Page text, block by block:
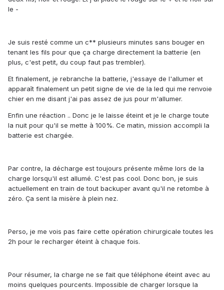
le -
Je suis resté comme un c** plusieurs minutes sans bouger en
tenant les fils pour que ça charge directement la batterie (en
plus, c'est petit, du coup faut pas trembler).
Et finalement, je rebranche la batterie, j'essaye de l'allumer et
apparaît finalement un petit signe de vie de la led qui me renvoie
chier en me disant j'ai pas assez de jus pour m'allumer.
Enfin une réaction .. Donc je le laisse éteint et je le charge toute
la nuit pour qu'il se mette à 100%. Ce matin, mission accompli la
batterie est chargée.
Par contre, la décharge est toujours présente même lors de la
charge lorsqu'il est allumé. C'est pas cool. Donc bon, je suis
actuellement en train de tout backuper avant qu'il ne retombe à
zéro. Ça sent la misère à plein nez.
Perso, je me vois pas faire cette opération chirurgicale toutes les
2h pour le recharger éteint à chaque fois.
Pour résumer, la charge ne se fait que téléphone éteint avec au
moins quelques pourcents. Impossible de charger lorsque la